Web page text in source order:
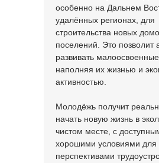
особенно на Дальнем
удалённых регионах, для
строительства новых
поселений. Это позволит
развивать
наполняя их жизнью и
активностью.
Молодёжь получит
начать новую жизнь в
чистом месте, с
хорошими условиями для
перспективами